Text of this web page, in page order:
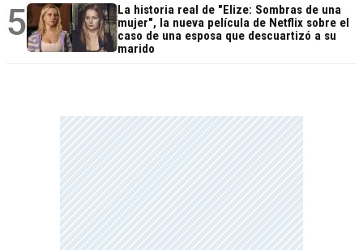
5
La historia real de "Elize: Sombras de una
mujer", la nueva película de Netflix sobre el
caso de una esposa que descuartizó a su
marido